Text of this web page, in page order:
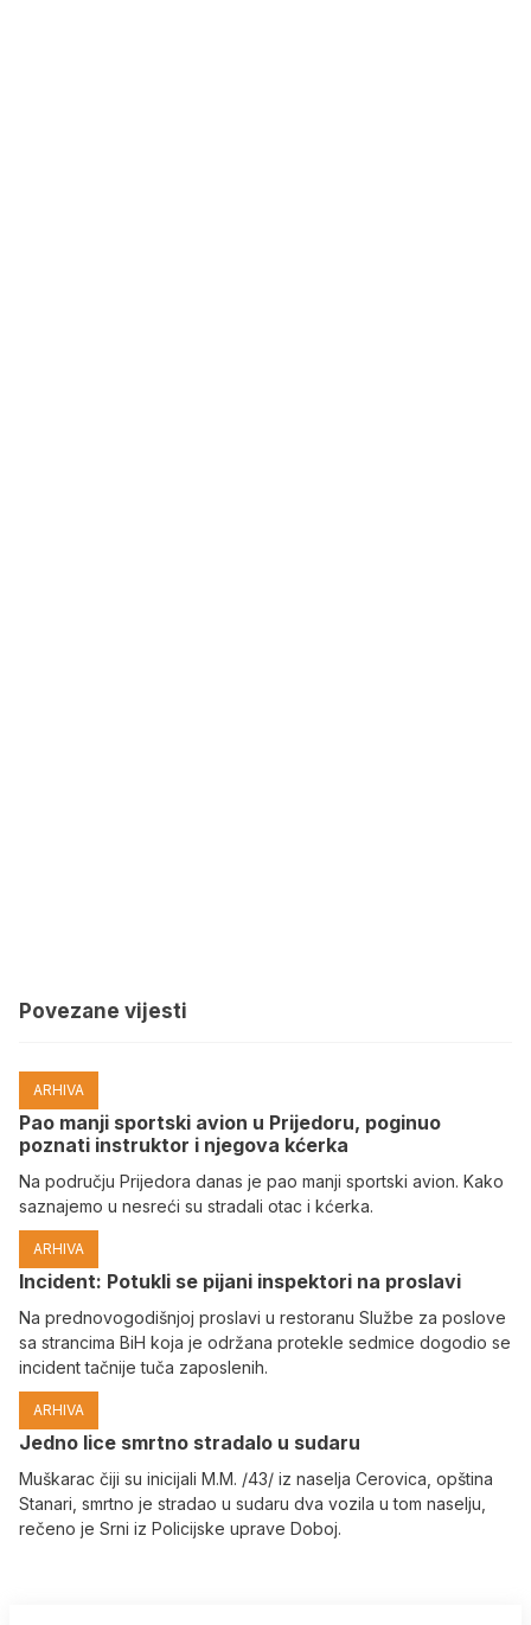
Povezane vijesti
ARHIVA
Pao manji sportski avion u Prijedoru, poginuo
poznati instruktor i njegova kćerka
Na području Prijedora danas je pao manji sportski avion. Kako
saznajemo u nesreći su stradali otac i kćerka.
ARHIVA
Incident: Potukli se pijani inspektori na proslavi
Na prednovogodišnjoj proslavi u restoranu Službe za poslove
sa strancima BiH koja je održana protekle sedmice dogodio se
incident tačnije tuča zaposlenih.
ARHIVA
Јedno lice smrtno stradalo u sudaru
Muškarac čiji su inicijali M.M. /43/ iz naselja Cerovica, opština
Stanari, smrtno je stradao u sudaru dva vozila u tom naselju,
rečeno je Srni iz Policijske uprave Doboj.